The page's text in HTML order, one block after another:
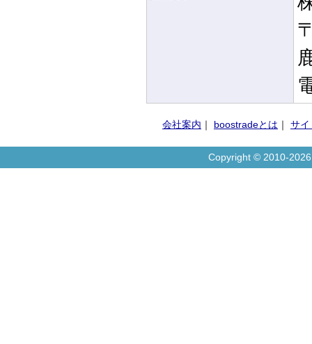
会社案内 ｜ boostradeとは ｜ サイ
Copyright © 2010-